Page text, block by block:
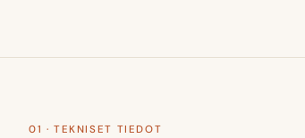
01 · TEKNISET TIEDOT